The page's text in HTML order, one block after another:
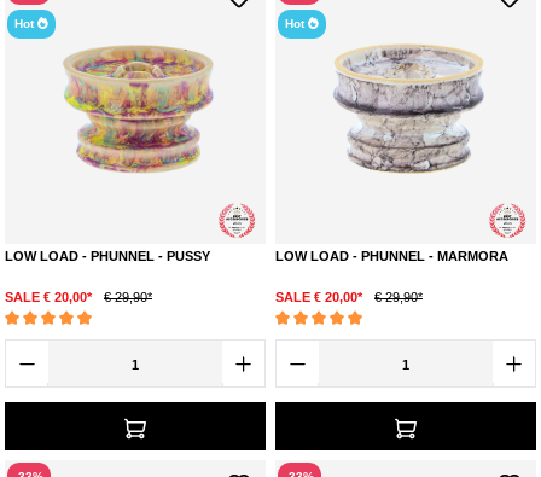
Hot
LOW LOAD - PHUNNEL - PUSSY
SALE € 20,00* € 29,90*
Durchschnittliche Bewertung von 4.9 von 5 Sternen
Hot
LOW LOAD - PHUNNEL - MARMORA
SALE € 20,00* € 29,90*
Durchschnittliche Bewertung von 4.9 von 5